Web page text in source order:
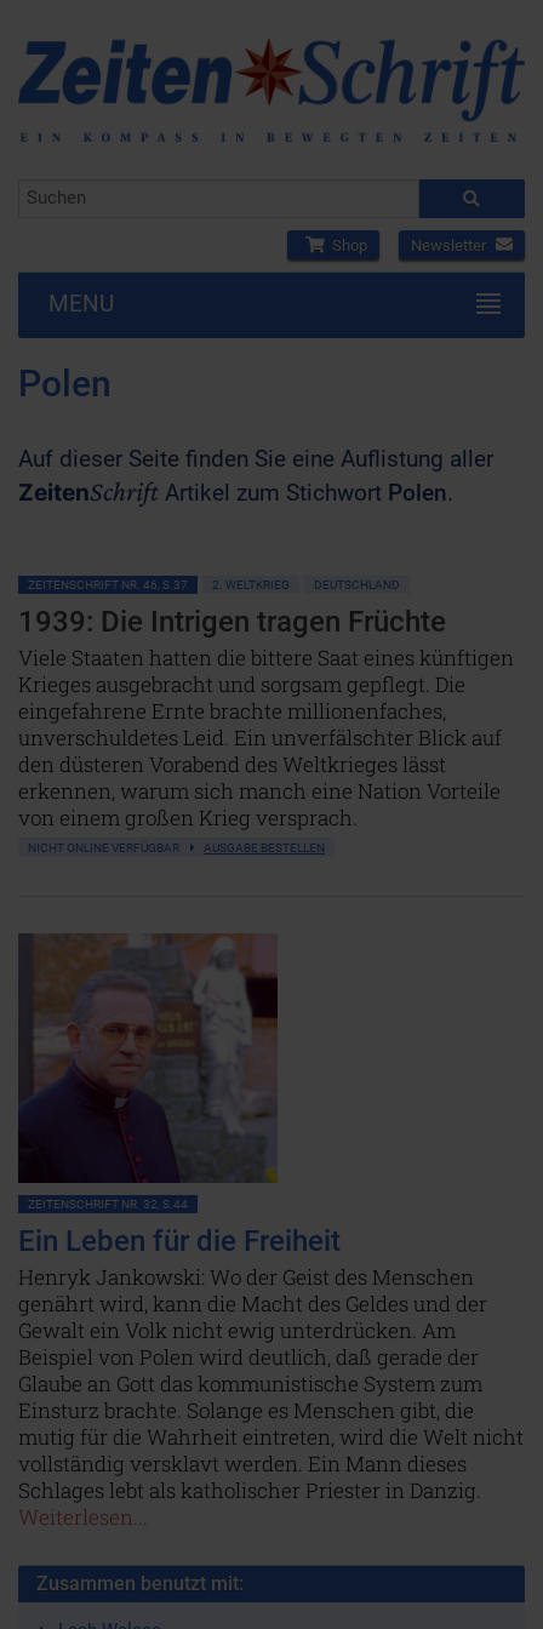
Shop Newsletter
MENU
Polen
Auf dieser Seite finden Sie eine Auflistung aller
ZeitenSchrift Artikel zum Stichwort Polen.
ZEITENSCHRIFT NR. 46, S.37 2. WELTKRIEG DEUTSCHLAND
1939: Die Intrigen tragen Früchte
Viele Staaten hatten die bittere Saat eines künftigen
Krieges ausgebracht und sorgsam gepflegt. Die
eingefahrene Ernte brachte millionenfaches,
unverschuldetes Leid. Ein unverfälschter Blick auf
den düsteren Vorabend des Weltkrieges lässt
erkennen, warum sich manch eine Nation Vorteile
von einem großen Krieg versprach.
NICHT ONLINE VERFÜGBAR AUSGABE BESTELLEN
ZEITENSCHRIFT NR. 32, S.44
Ein Leben für die Freiheit
Henryk Jankowski: Wo der Geist des Menschen
genährt wird, kann die Macht des Geldes und der
Gewalt ein Volk nicht ewig unterdrücken. Am
Beispiel von Polen wird deutlich, daß gerade der
Glaube an Gott das kommunistische System zum
Einsturz brachte. Solange es Menschen gibt, die
mutig für die Wahrheit eintreten, wird die Welt nicht
vollständig versklavt werden. Ein Mann dieses
Schlages lebt als katholischer Priester in Danzig.
Weiterlesen...
Zusammen benutzt mit: